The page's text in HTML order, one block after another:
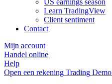
Learn TradingView
Client sentiment
Contact
Mijn account
Handel online
Help
Open een rekening Trading Demo